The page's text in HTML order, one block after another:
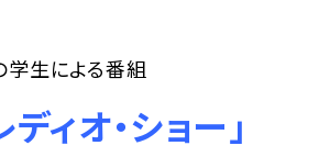
学生による番組
ィオ・ショー」